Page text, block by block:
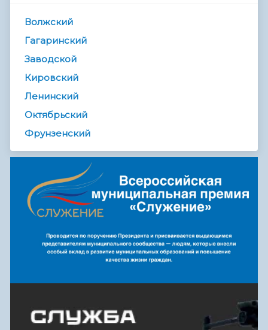
Волжский
Гагаринский
Заводской
Кировский
Ленинский
Октябрьский
Фрунзенский